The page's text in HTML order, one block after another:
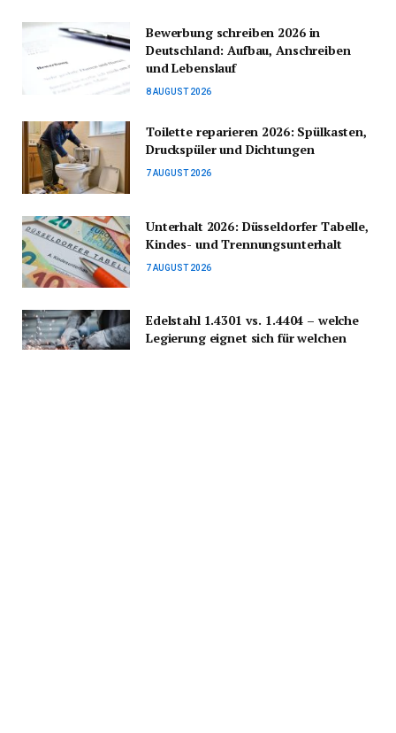
Bewerbung schreiben 2026 in
Deutschland: Aufbau, Anschreiben
und Lebenslauf
8 AUGUST 2026
Toilette reparieren 2026: Spülkasten,
Druckspüler und Dichtungen
7 AUGUST 2026
Unterhalt 2026: Düsseldorfer Tabelle,
Kindes- und Trennungsunterhalt
7 AUGUST 2026
Edelstahl 1.4301 vs. 1.4404 – welche
Legierung eignet sich für welchen